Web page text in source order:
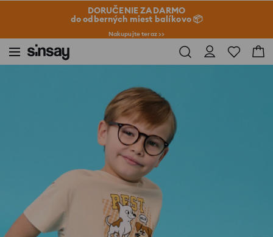
DORUČENIE ZADARMO
do odberných miest balíkovo 📦
Nakupujte teraz >>